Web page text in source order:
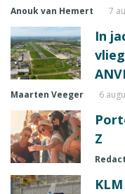
Anouk van Hemert 7
In
Maarten Veeger 6
Z